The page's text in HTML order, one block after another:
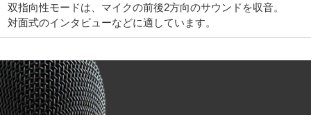
双指向性モードは、マイクの前後2方向のサウンドを収音。
対面式のインタビューなどに適しています。